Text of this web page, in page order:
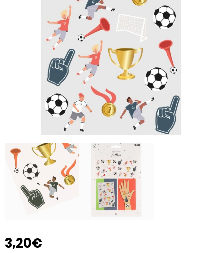
3,20€